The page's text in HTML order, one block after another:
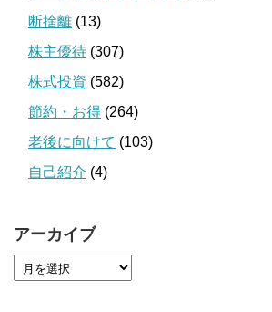
断捨離 (13)
株主優待 (307)
株式投資 (582)
節約・お得 (264)
老後に向けて (103)
自己紹介 (4)
アーカイブ